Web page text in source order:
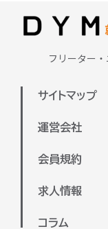
える可能
まずは、
とで、よ
一緒に、
キャリア
いた上で
対応して
支援も可
ぜひお気
フリーター
サイトマップ
運営会社
会員規約
求人情報
コラム